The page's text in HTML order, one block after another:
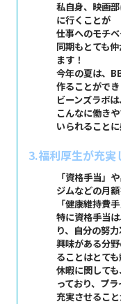
私自身、映画
に行くことが
仕事へのモチベ
同期もとても
ます！
今年の夏は、
作ることができ
ビーンズラボ
こんなに働き
いられること
3.福利厚生が充実
「資格手当」
ジムなどの月
「健康維持費
特に資格手当
り、自分の努
興味がある分
ることはとても
休暇に関して
っており、プ
充実させること